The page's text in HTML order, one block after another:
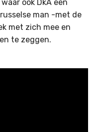
ook DkA een
man -met de
met zich mee en
te zeggen.